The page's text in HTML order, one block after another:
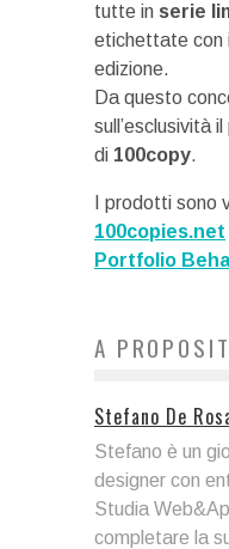
tutte in serie
etichettate con
edizione.
Da questo
sull’esclusività
di 100copy.
I prodotti sono
100copies.net
Portfolio
A
Stefano De
Stefano è un
designer con
Studia
completare la